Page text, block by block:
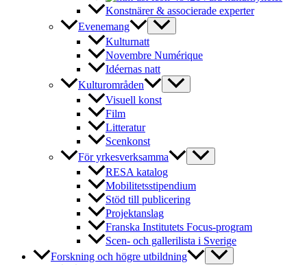
Konstnärer & associerade experter
Evenemang
Kulturnatt
Novembre Numérique
Idéernas natt
Kulturområden
Visuell konst
Film
Litteratur
Scenkonst
För yrkesverksamma
RESA katalog
Mobilitetsstipendium
Stöd till publicering
Projektanslag
Franska Institutets Focus-program
Scen- och gallerilista i Sverige
Forskning och högre utbildning